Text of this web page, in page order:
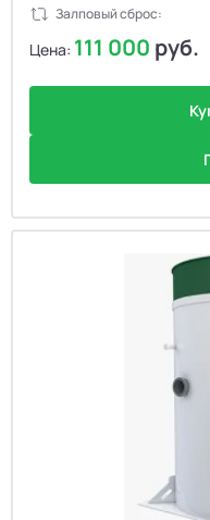
Залповый сброс:
Цена: 111 000 руб.